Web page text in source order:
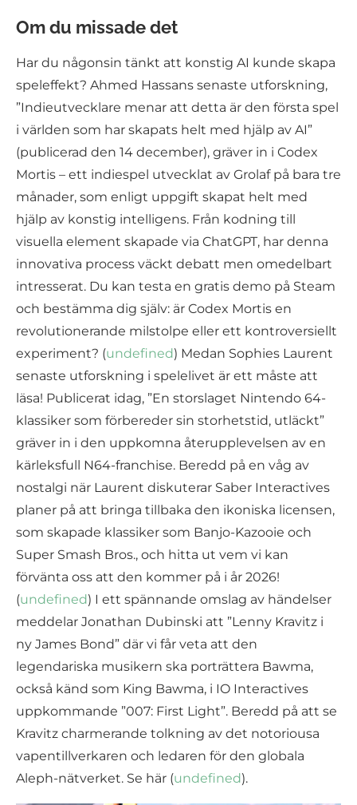
Om du missade det
Har du någonsin tänkt att konstig AI kunde skapa
speleffekt? Ahmed Hassans senaste utforskning,
”Indieutvecklare menar att detta är den första spel
i världen som har skapats helt med hjälp av AI”
(publicerad den 14 december), gräver in i Codex
Mortis – ett indiespel utvecklat av Grolaf på bara tre
månader, som enligt uppgift skapat helt med
hjälp av konstig intelligens. Från kodning till
visuella element skapade via ChatGPT, har denna
innovativa process väckt debatt men omedelbart
intresserat. Du kan testa en gratis demo på Steam
och bestämma dig själv: är Codex Mortis en
revolutionerande milstolpe eller ett kontroversiellt
experiment? (undefined) Medan Sophies Laurent
senaste utforskning i spelelivet är ett måste att
läsa! Publicerat idag, ”En storslaget Nintendo 64-
klassiker som förbereder sin storhetstid, utläckt”
gräver in i den uppkomna återupplevelsen av en
kärleksfull N64-franchise. Beredd på en våg av
nostalgi när Laurent diskuterar Saber Interactives
planer på att bringa tillbaka den ikoniska licensen,
som skapade klassiker som Banjo-Kazooie och
Super Smash Bros., och hitta ut vem vi kan
förvänta oss att den kommer på i år 2026!
(undefined) I ett spännande omslag av händelser
meddelar Jonathan Dubinski att ”Lenny Kravitz i
ny James Bond” där vi får veta att den
legendariska musikern ska porträttera Bawma,
också känd som King Bawma, i IO Interactives
uppkommande ”007: First Light”. Beredd på att se
Kravitz charmerande tolkning av det notoriousa
vapentillverkaren och ledaren för den globala
Aleph-nätverket. Se här (undefined).